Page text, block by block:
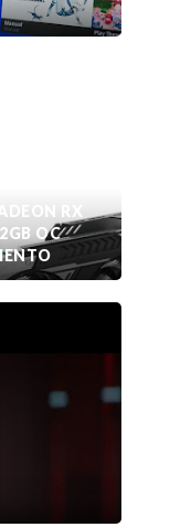
RX
OC